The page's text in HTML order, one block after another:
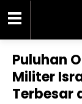
Puluhan
Militer
Terbesar